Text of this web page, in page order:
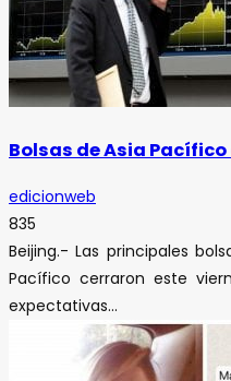
Bolsas de Asia
edicionweb
835
Beijing.- Las principales
Pacífico cerraron este
expectativas...